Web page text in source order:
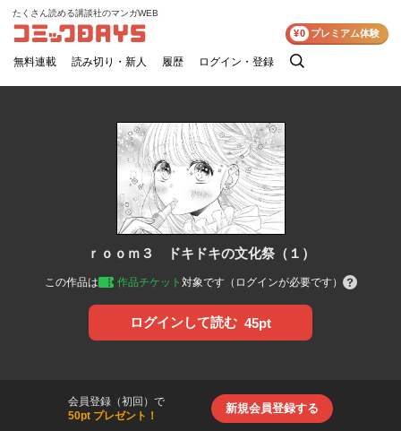
コミックDAYS
たくさん読める講談社のマンガWEB
無料連載 読み切り・新人 履歴 ログイン・登録
検
¥0 プレミアム体験
ｒｏｏｍ３ ドキドキの文化祭（１）
この作品は 作品チケット 対象です（ログインが必要です）
ログインして読む 45pt
会員登録（初回）で
50pt プレゼント！
新規会員登録する